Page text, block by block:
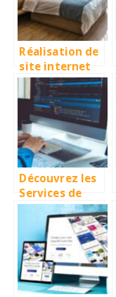
Réalisation de
site internet
pour Airbnb :
boostez vos
réservations
directes
Découvrez les
Services de
Développemen
t Web de
Qualité à Lille